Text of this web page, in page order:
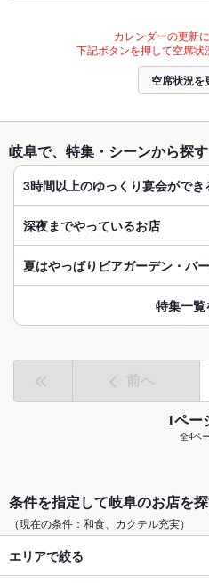
カレンダーの更新
下記ボタンを押して空席状
空席状況を
岐阜で、特集・シーンから探す
3時間以上のゆっくり宴会ができ
深夜までやっているお店
夏はやっぱりビアガーデン・バ
特集一覧
前へ
1ペー
全4ペ
条件を指定して岐阜のお店を
（現在の条件：和食、カクテル充実）
エリアで絞る